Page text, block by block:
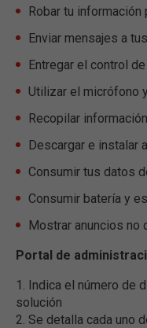
Robar tu información
Enviar mensajes a
Entregar el control
Utilizar el micrófono
Recopilar
Descargar e instalar
Consumir tus datos
Consumir batería y
Mostrar anuncios no
Portal de
1. Indica el número de
solución
2. Se detalla cada uno